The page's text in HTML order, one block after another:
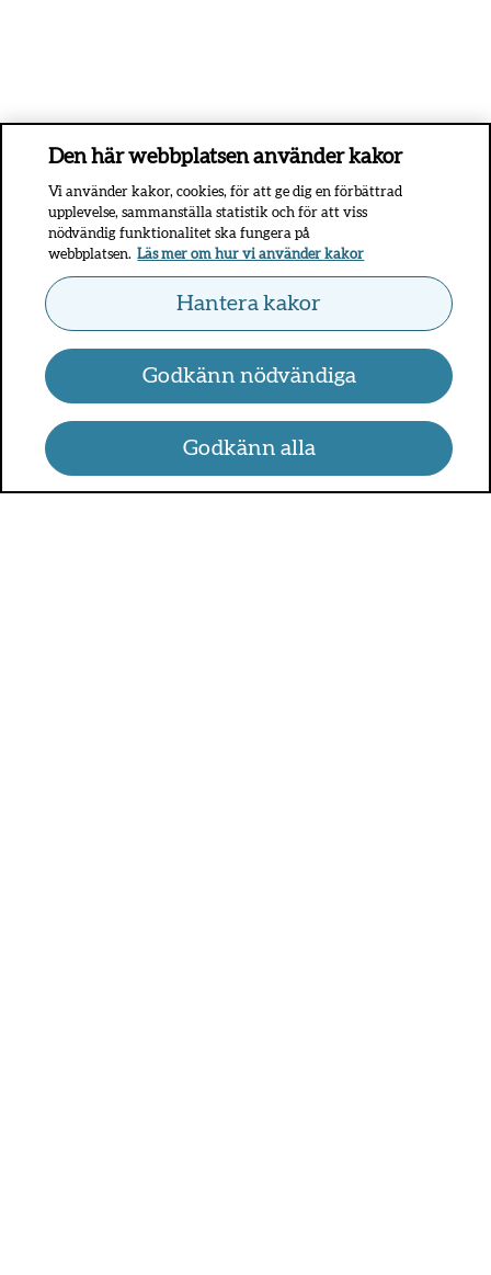
Den här webbplatsen använder kakor
Vi använder kakor, cookies, för att ge dig en förbättrad
upplevelse, sammanställa statistik och för att viss
nödvändig funktionalitet ska fungera på
webbplatsen. Läs mer om hur vi använder kakor
Hantera kakor
Godkänn nödvändiga
Godkänn alla